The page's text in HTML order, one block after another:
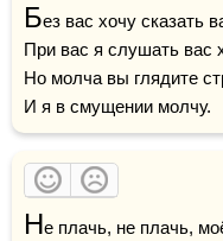
Без вас хочу сказать
При вас я слушать вас
Но молча вы глядите
И я в смущении молчу.
Не плачь, не плачь,